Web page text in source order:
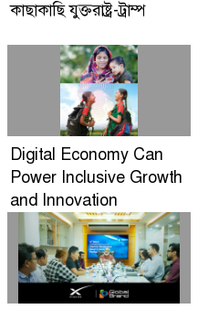
কাছাকাছি যুক্তরাষ্ট্র-ট্রাম্প
Digital Economy Can
Power Inclusive Growth
and Innovation